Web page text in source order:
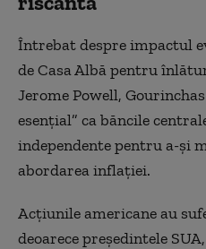
Întrebat despre impactul
de Casa Albă pentru
Jerome Powell,
esenţial” ca băncile
independente pentru a-şi
abordarea inflaţiei.
Acţiunile americane au
deoarece preşedintele